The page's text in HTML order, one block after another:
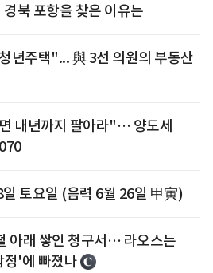
북 포항을 찾은 이유는
년주택"... 與 3선 의원의 부동산
내년까지 팔아라"… 양도세
토요일 (음력 6월 26일 甲寅)
아래 쌓인 청구서… 라오스는
정'에 빠졌나